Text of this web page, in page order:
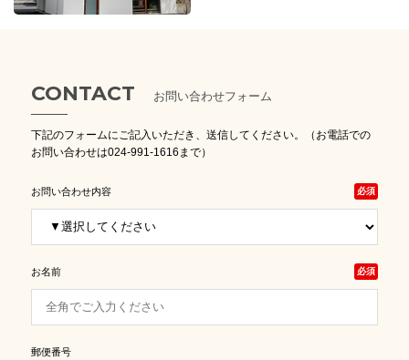
CONTACT お問い合わせフォーム
下記のフォームにご記入いただき、送信してください。（お電話での
お問い合わせは024-991-1616まで）
お問い合わせ内容 必須
お名前 必須
郵便番号